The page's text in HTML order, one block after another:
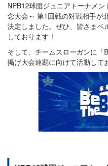
NPB12球団ジュニアトーナメ
念大会～ 第1回戦の対戦相手が
決定しました。ぜひ、皆さまベ
しております！
そして、チームスローガンに
掲げ大会連覇に向けて活動して